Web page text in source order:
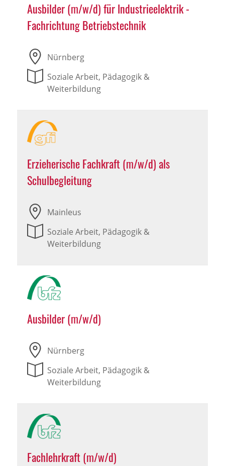
Ausbilder (m/w/d) für Industrieelektrik -
Fachrichtung Betriebstechnik
Nürnberg
Soziale Arbeit, Pädagogik &
Weiterbildung
Erzieherische Fachkraft (m/w/d) als
Schulbegleitung
Mainleus
Soziale Arbeit, Pädagogik &
Weiterbildung
Ausbilder (m/w/d)
Nürnberg
Soziale Arbeit, Pädagogik &
Weiterbildung
Fachlehrkraft (m/w/d)